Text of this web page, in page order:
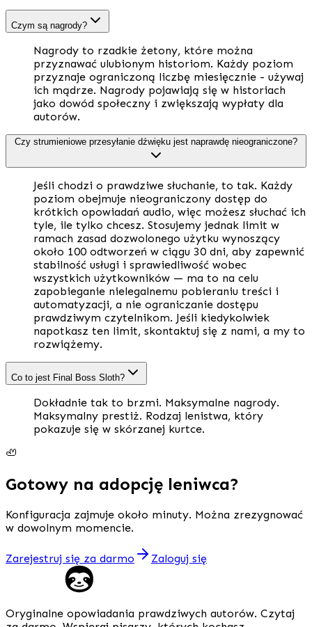
Czym są nagrody?
Nagrody to rzadkie żetony, które można
przyznawać ulubionym historiom. Każdy poziom
przyznaje ograniczoną liczbę miesięcznie - używaj
ich mądrze. Nagrody pojawiają się w historiach
jako dowód społeczny i zwiększają wypłaty dla
autorów.
Czy strumieniowe przesyłanie dźwięku jest naprawdę nieograniczone?
Jeśli chodzi o prawdziwe słuchanie, to tak. Każdy
poziom obejmuje nieograniczony dostęp do
krótkich opowiadań audio, więc możesz słuchać ich
tyle, ile tylko chcesz. Stosujemy jednak limit w
ramach zasad dozwolonego użytku wynoszący
około 100 odtworzeń w ciągu 30 dni, aby zapewnić
stabilność usługi i sprawiedliwość wobec
wszystkich użytkowników — ma to na celu
zapobieganie nielegalnemu pobieraniu treści i
automatyzacji, a nie ograniczanie dostępu
prawdziwym czytelnikom. Jeśli kiedykolwiek
napotkasz ten limit, skontaktuj się z nami, a my to
rozwiążemy.
Co to jest Final Boss Sloth?
Dokładnie tak to brzmi. Maksymalne nagrody.
Maksymalny prestiż. Rodzaj lenistwa, który
pokazuje się w skórzanej kurtce.
🦥
Gotowy na adopcję leniwca?
Konfiguracja zajmuje około minuty. Można zrezygnować
w dowolnym momencie.
Zarejestruj się za darmo Zaloguj się
Oryginalne opowiadania prawdziwych autorów. Czytaj